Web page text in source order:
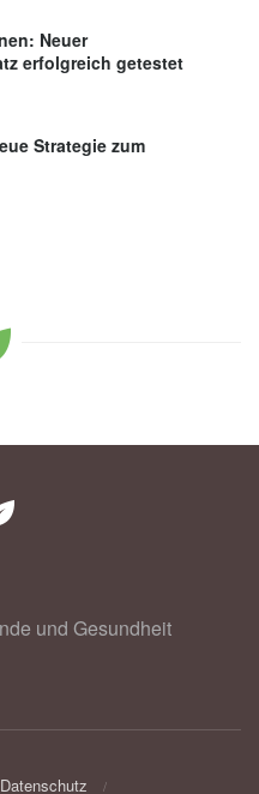
Neuer
erfolgreich getestet
Strategie zum
und Gesundheit
Datenschutz